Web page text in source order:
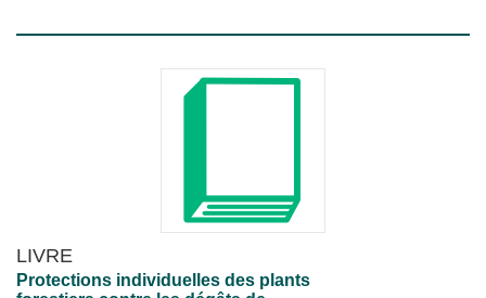
LIVRE
Protections individuelles des plants